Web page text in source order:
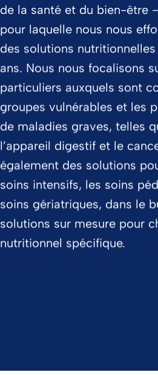
de la santé et du bien-être
pour laquelle nous nous
des solutions
ans. Nous nous focalisons
particuliers auxquels sont
groupes vulnérables et les
de maladies graves, telles
l’appareil digestif et le
également des solutions
soins intensifs, les soins
soins gériatriques, dans le
solutions sur mesure pour
nutritionnel spécifique.